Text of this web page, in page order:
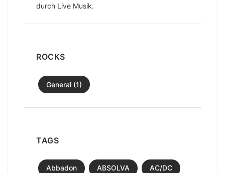
durch Live Musik.
ROCKS
General (1)
TAGS
Abbadon ABSOLVA AC/DC